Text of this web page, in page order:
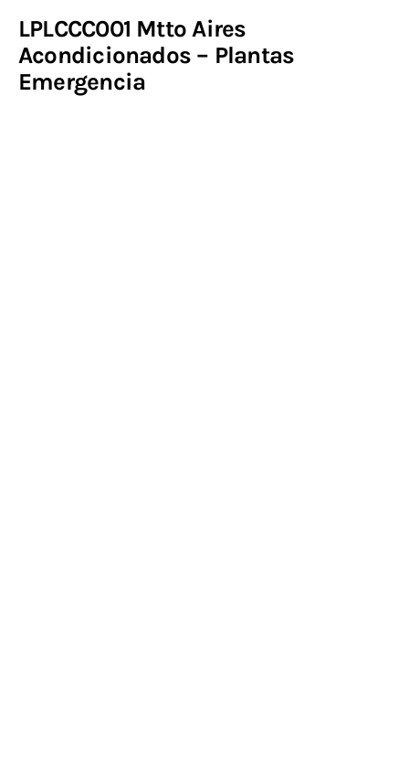
Contacto
LPLCCC001 Mtto Aires
Acondicionados – Plantas
Emergencia